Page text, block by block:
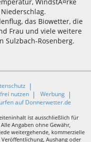
WindstÃ¤rke
das Biowetter, die
Frau und viele weitere
Sulzbach-Rosenberg.
nutzen
Werbung
auf Donnerwetter.de
ist ausschließlich für
Angaben ohne Gewähr,
weitergehende, kommerzielle
Aushang oder